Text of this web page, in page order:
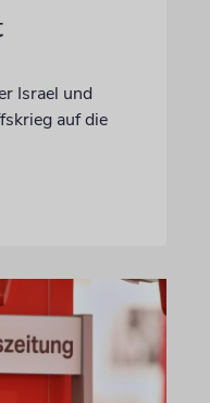
Israel und
auf die